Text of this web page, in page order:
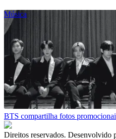
Música
BTS compartilha fotos
Direitos reservados. Desenvolvido